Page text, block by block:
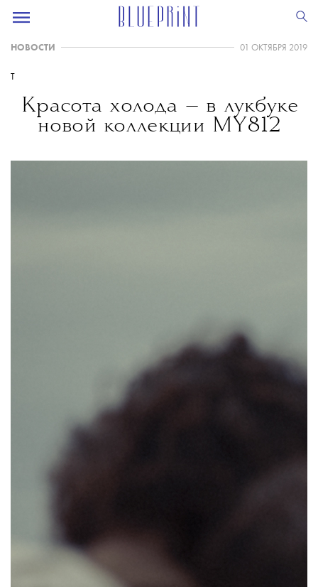
НОВОСТИ 01 ОКТЯБРЯ 2019
T
Красота холода — в лукбуке
новой коллекции MY812
вошли костюмы, платья из струящихся тканей
и пальто. Объемные силуэты вещей